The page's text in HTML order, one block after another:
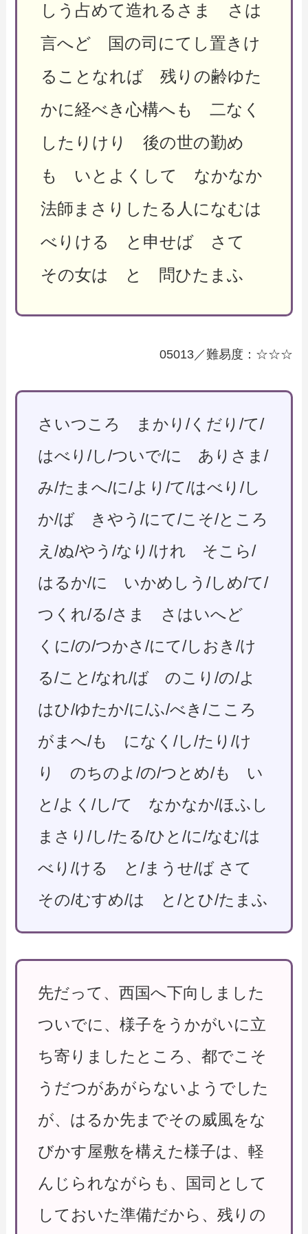
しう占めて造れるさま さは
言へど 国の司にてし置きけ
ることなれば 残りの齢ゆた
かに経べき心構へも 二なく
したりけり 後の世の勤め
も いとよくして なかなか
法師まさりしたる人になむは
べりける と申せば さて
その女は と 問ひたまふ
05013／難易度：☆☆☆
さいつころ まかり/くだり/て/
はべり/し/ついで/に ありさま/
み/たまへ/に/より/て/はべり/し
か/ば きやう/にて/こそ/ところ
え/ぬ/やう/なり/けれ そこら/
はるか/に いかめしう/しめ/て/
つくれ/る/さま さはいへど
くに/の/つかさ/にて/しおき/け
る/こと/なれ/ば のこり/の/よ
はひ/ゆたか/に/ふ/べき/こころ
がまへ/も になく/し/たり/け
り のちのよ/の/つとめ/も い
と/よく/し/て なかなか/ほふし
まさり/し/たる/ひと/に/なむ/は
べり/ける と/まうせ/ば さて
その/むすめ/は と/とひ/たまふ
先だって、西国へ下向しました
ついでに、様子をうかがいに立
ち寄りましたところ、都でこそ
うだつがあがらないようでした
が、はるか先までその威風をな
びかす屋敷を構えた様子は、軽
んじられながらも、国司として
しておいた準備だから、残りの